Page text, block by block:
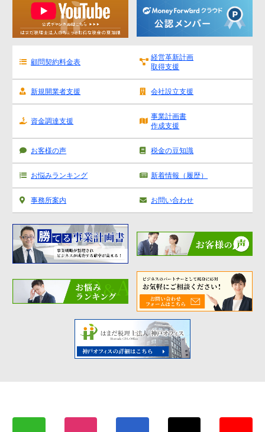
顧問契約料金表
経営革新計画
取得支援
新規開業者支援 会社設立支援
資金調達支援
事業計画書
作成支援
お客様の声 税金の豆知識
お悩みランキング 新着情報（履歴）
事務所案内 お問い合わせ